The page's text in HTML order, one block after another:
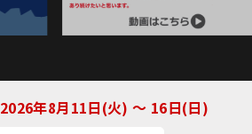
2026年8月11日(火) ～ 16日(日)